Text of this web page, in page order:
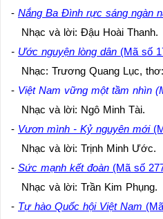
- Nắng Ba Đình rực sáng ngàn
Nhạc và lời: Đậu Hoài Thanh.
- Ước nguyện lòng dân (Mã số
Nhạc: Trương Quang Lục,
- Việt Nam vững một tầm nhìn
Nhạc và lời: Ngô Minh Tài.
- Vươn mình - Kỷ nguyên mới
Nhạc và lời: Trịnh Minh Ước.
- Sức mạnh kết đoàn (Mã số
Nhạc và lời: Trần Kim Phụng.
- Tự hào Quốc hội Việt Nam